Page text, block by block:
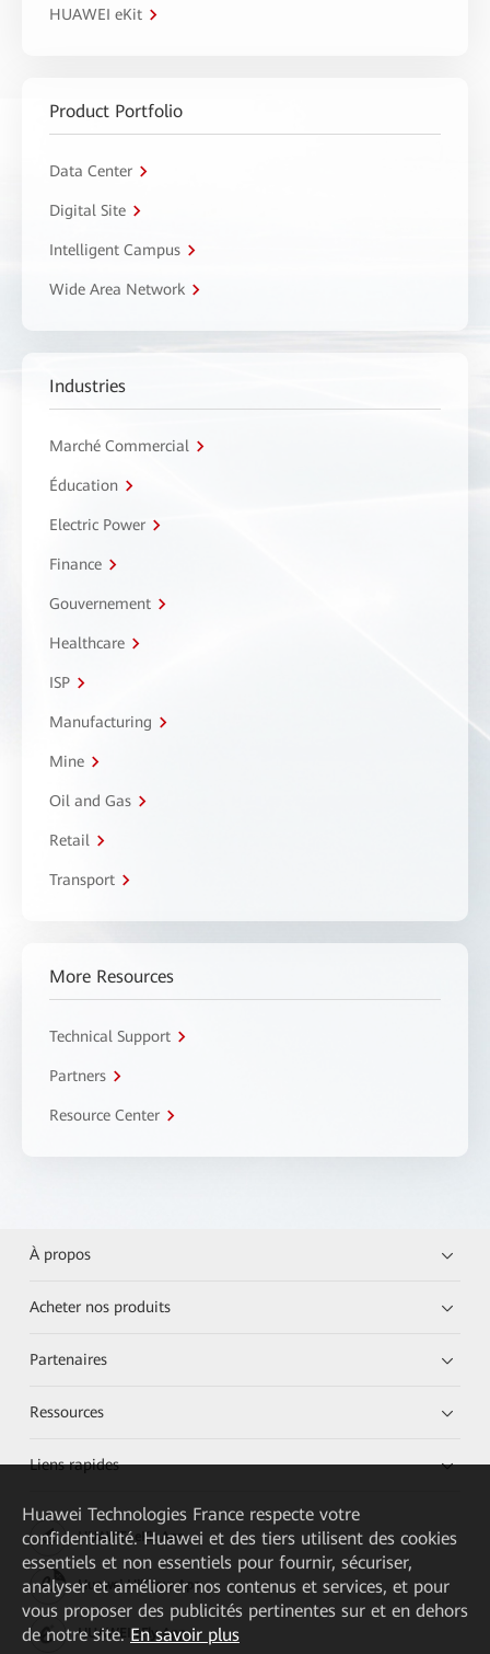
HUAWEI eKit
Product Portfolio
Data Center
Digital Site
Intelligent Campus
Wide Area Network
Industries
Marché Commercial
Éducation
Electric Power
Finance
Gouvernement
Healthcare
ISP
Manufacturing
Mine
Oil and Gas
Retail
Transport
More Resources
Technical Support
Partners
Resource Center
À propos
Acheter nos produits
Partenaires
Ressources
Liens rapides
HUAWEI eKit App
Huawei HiKnow App
HUAWEI eFly App
Huawei Technologies France respecte votre
confidentialité. Huawei et des tiers utilisent des cookies
essentiels et non essentiels pour fournir, sécuriser,
analyser et améliorer nos contenus et services, et pour
vous proposer des publicités pertinentes sur et en dehors
de notre site. En savoir plus